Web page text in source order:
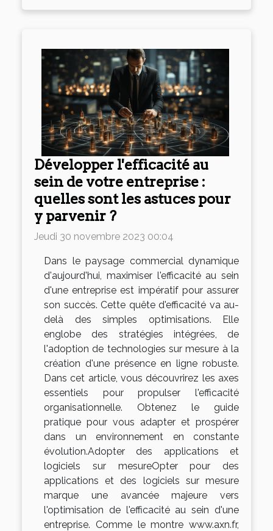
Développer l'efficacité au
sein de votre entreprise :
quelles sont les astuces pour
y parvenir ?
Jeudi 30 novembre 2023 00:04
Dans le paysage commercial dynamique
d'aujourd'hui, maximiser l'efficacité au sein
d'une entreprise est impératif pour assurer
son succès. Cette quête d'efficacité va au-
delà des simples optimisations. Elle
englobe des stratégies intégrées, de
l'adoption de technologies sur mesure à la
création d'une présence en ligne robuste.
Dans cet article, vous découvrirez les axes
essentiels pour propulser l'efficacité
organisationnelle. Obtenez le guide
pratique pour vous adapter et prospérer
dans un environnement en constante
évolution.Adopter des applications et
logiciels sur mesureOpter pour des
applications et des logiciels sur mesure
marque une avancée majeure vers
l'optimisation de l'efficacité au sein d'une
entreprise. Comme le montre www.axn.fr,